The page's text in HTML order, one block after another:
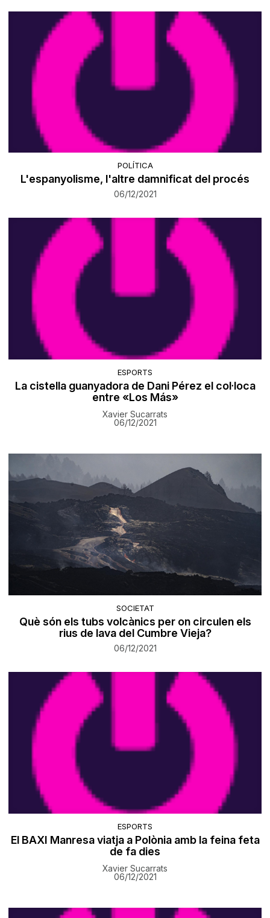
POLÍTICA
L'espanyolisme, l'altre damnificat del procés
06/12/2021
ESPORTS
La cistella guanyadora de Dani Pérez el col·loca
entre «Los Más»
Xavier Sucarrats
06/12/2021
SOCIETAT
Què són els tubs volcànics per on circulen els
rius de lava del Cumbre Vieja?
06/12/2021
ESPORTS
El BAXI Manresa viatja a Polònia amb la feina feta
de fa dies
Xavier Sucarrats
06/12/2021